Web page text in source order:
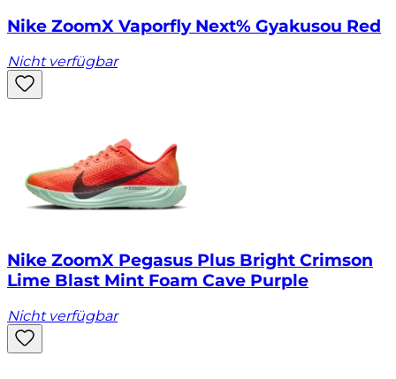
Nike ZoomX Vaporfly Next% Gyakusou Red
Nicht verfügbar
Nike ZoomX Pegasus Plus Bright Crimson
Lime Blast Mint Foam Cave Purple
Nicht verfügbar